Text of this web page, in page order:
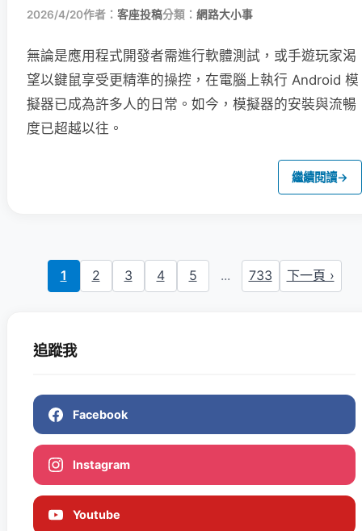
2026/4/20作者： 客座投稿分類： 網路大小事
無論是應用程式開發者需進行軟體測試，或手遊玩家渴
望以鍵鼠享受更精準的操控，在電腦上執行 Android 模
擬器已成為許多人的日常。如今，模擬器的安裝與流暢
度已超越以往。
繼續閱讀→
1 2 3 4 5 ... 733 下一頁 ›
追蹤我
Facebook
Instagram
Youtube